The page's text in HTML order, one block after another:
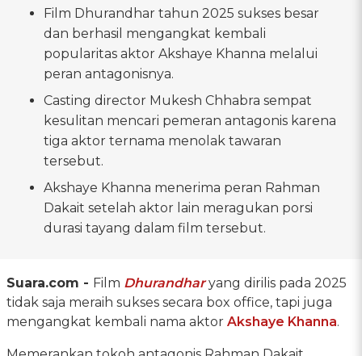
Film Dhurandhar tahun 2025 sukses besar
dan berhasil mengangkat kembali
popularitas aktor Akshaye Khanna melalui
peran antagonisnya.
Casting director Mukesh Chhabra sempat
kesulitan mencari pemeran antagonis karena
tiga aktor ternama menolak tawaran
tersebut.
Akshaye Khanna menerima peran Rahman
Dakait setelah aktor lain meragukan porsi
durasi tayang dalam film tersebut.
Suara.com - Film Dhurandharyang dirilis pada 2025
tidak saja meraih sukses secara box office, tapi juga
mengangkat kembali nama aktor Akshaye Khanna.